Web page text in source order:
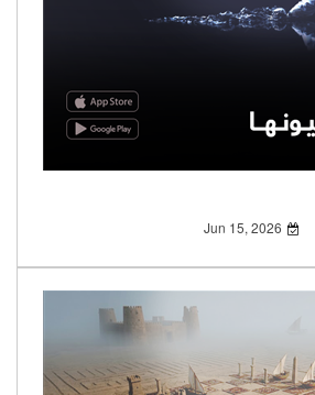
Jun 15, 2026